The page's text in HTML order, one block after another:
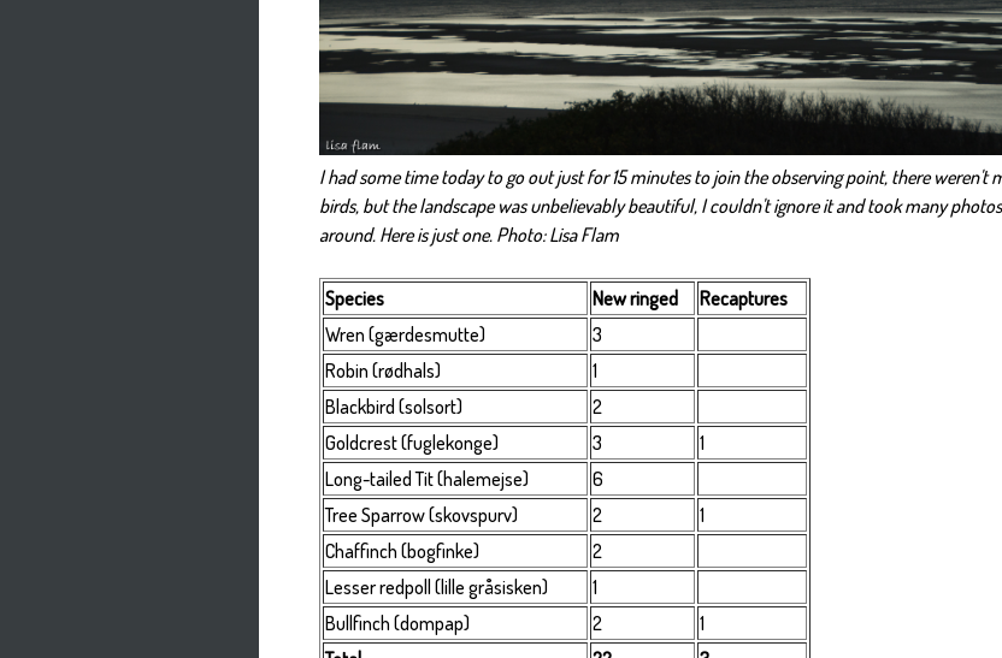
I had some time today to go out just for 15 minutes to join the observing point, there weren't
birds, but the landscape was unbelievably beautiful, I couldn't ignore it and took many
around. Here is just one. Photo: Lisa Flam
Species New ringed
Recaptures
Wren (gærdesmutte)
3
Robin (rødhals)
1
Blackbird (solsort)
2
Goldcrest (fuglekonge)
3
1
Long-tailed Tit (halemejse)
6
Tree Sparrow (skovspurv)
2
1
Chaffinch (bogfinke)
2
Lesser redpoll (lille gråsisken)
1
Bullfinch (dompap)
2
1